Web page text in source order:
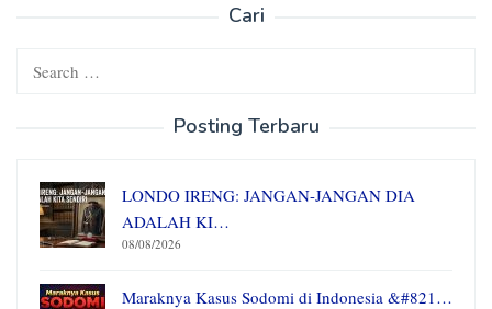
Cari
Posting Terbaru
LONDO IRENG: JANGAN-JANGAN DIA
ADALAH KI…
08/08/2026
Maraknya Kasus Sodomi di Indonesia &#821…